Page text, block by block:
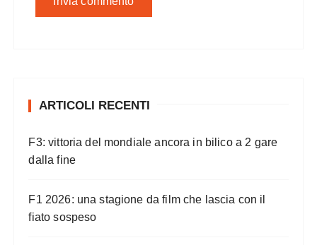
ARTICOLI RECENTI
F3: vittoria del mondiale ancora in bilico a 2 gare
dalla fine
F1 2026: una stagione da film che lascia con il
fiato sospeso